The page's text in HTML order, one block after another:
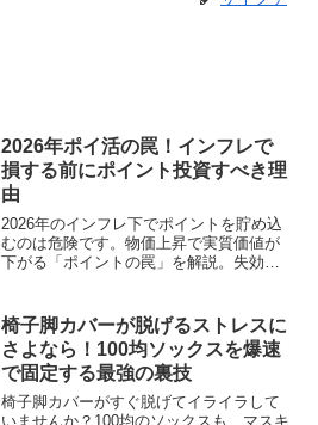
2026年ポイ活の罠！インフレで
損する前にポイント投資すべき理
由
2026年のインフレ下でポイントを貯め込
むのは危険です。物価上昇で実質価値が
下がる「ポイントの罠」を解説。失効や
術を伝授します。
椅子脚カバーが脱げるストレスに
さよなら！100均ソックスを爆速
で固定する最強の裏技
椅子脚カバーがすぐ脱げてイライラして
いませんか？100均のソックスも、マスキ